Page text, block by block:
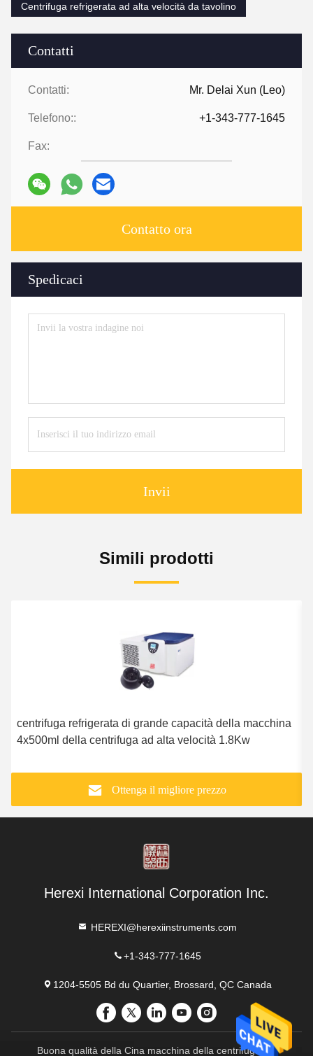
Contatti
Contatti: Mr. Delai Xun (Leo)
Telefono:: +1-343-777-1645
Fax:
Contatto ora
Spedicaci
Invii
Centrifuga refrigerata ad alta velocità da tavolino
Simili prodotti
centrifuga refrigerata di grande capacità della macchina
4x500ml della centrifuga ad alta velocità 1.8Kw
Ottenga il migliore prezzo
Herexi International Corporation Inc.
HEREXI@herexiinstruments.com
+1-343-777-1645
1204-5505 Bd du Quartier, Brossard, QC Canada
Buona qualità della Cina macchina della centrifuga del